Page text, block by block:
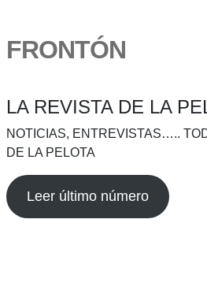
FRONTÓN
LA REVISTA DE LA
NOTICIAS, ENTREVISTAS…..
DE LA PELOTA
Leer último número